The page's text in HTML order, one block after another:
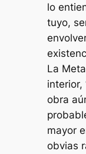
lo
tuyo,
La
interior,
obra
mayor
obvias